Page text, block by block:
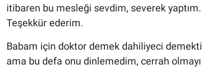
itibaren bu mesleği sevdim, severek yaptım.
Teşekkür ederim.
Babam için doktor demek dahiliyeci demekti
ama bu defa onu dinlemedim, cerrah olmayı